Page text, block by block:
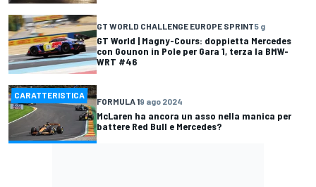
GT WORLD CHALLENGE EUROPE SPRINT5 g
GT World | Magny-Cours: doppietta Mercedes
con Gounon in Pole per Gara 1, terza la BMW-
WRT #46
CARATTERISTICA
FORMULA 19 ago 2024
McLaren ha ancora un asso nella manica per
battere Red Bull e Mercedes?